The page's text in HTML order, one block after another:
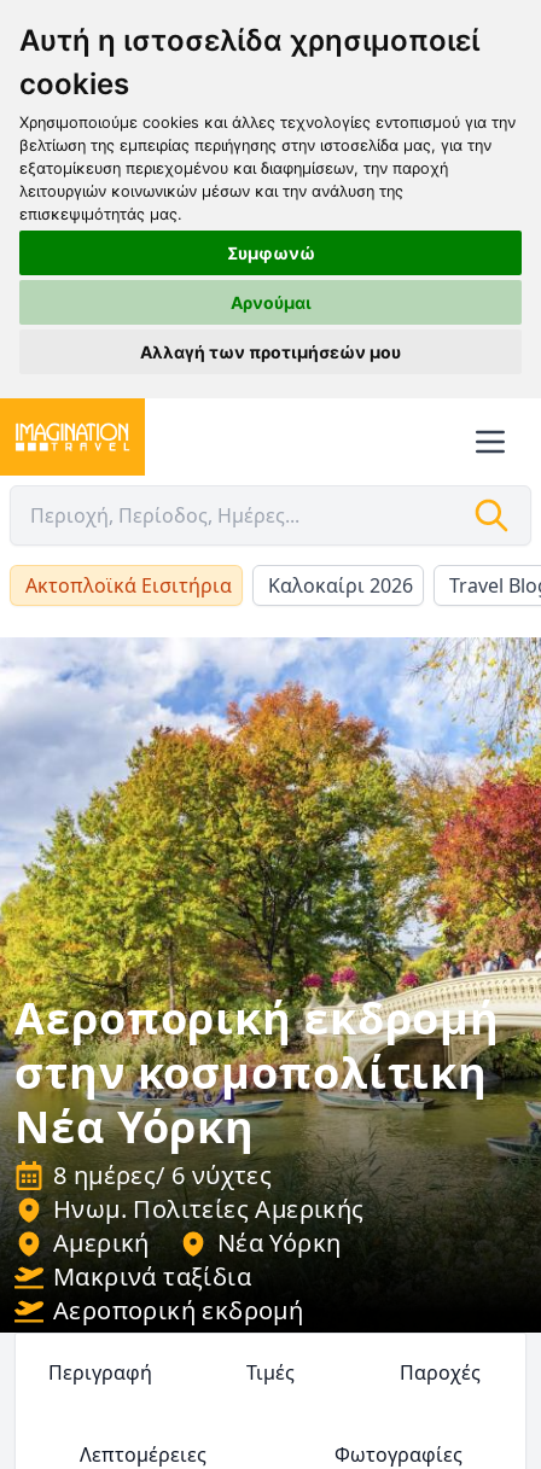
Αυτή η ιστοσελίδα χρησιμοποιεί
cookies
Χρησιμοποιούμε cookies και άλλες τεχνολογίες εντοπισμού για την
βελτίωση της εμπειρίας περιήγησης στην ιστοσελίδα μας, για την
εξατομίκευση περιεχομένου και διαφημίσεων, την παροχή
λειτουργιών κοινωνικών μέσων και την ανάλυση της
επισκεψιμότητάς μας.
Συμφωνώ
Αρνούμαι
Αλλαγή των προτιμήσεών μου
Ακτοπλοϊκά Εισιτήρια Καλοκαίρι 2026 Travel
Αεροπορική εκδρομή
στην κοσμοπολίτικη
Νέα Υόρκη
8 ημέρες/ 6 νύχτες
Ηνωμ. Πολιτείες Αμερικής
Αμερική
Νέα Υόρκη
Μακρινά ταξίδια
Αεροπορική εκδρομή
Περιγραφή Τιμές Παροχές
Λεπτομέρειες Φωτογραφίες